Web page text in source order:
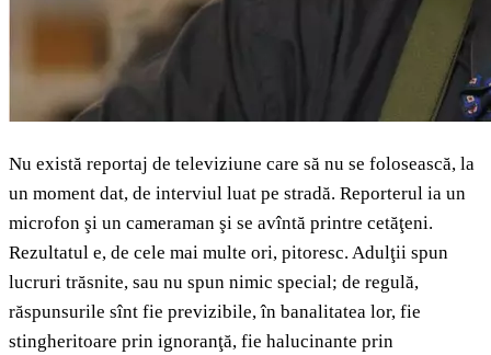
Nu există reportaj de televiziune care să nu se folosească, la
un moment dat, de interviul luat pe stradă. Reporterul ia un
microfon şi un cameraman şi se avîntă printre cetăţeni.
Rezultatul e, de cele mai multe ori, pitoresc. Adulţii spun
lucruri trăsnite, sau nu spun nimic special; de regulă,
răspunsurile sînt fie previzibile, în banalitatea lor, fie
stingheritoare prin ignoranţă, fie halucinante prin